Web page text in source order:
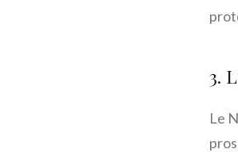
3.
Le